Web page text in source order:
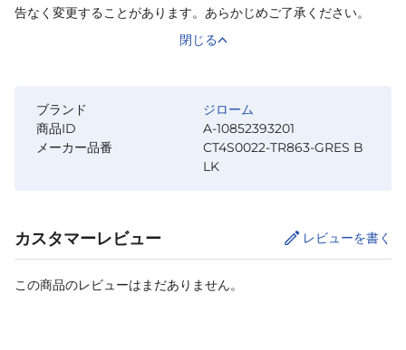
告なく変更することがあります。あらかじめご了承ください。
閉じる
ブランド
ジローム
商品ID
A-10852393201
メーカー品番
CT4S0022-TR863-GRES B
LK
カスタマーレビュー レビューを書く
この商品のレビューはまだありません。